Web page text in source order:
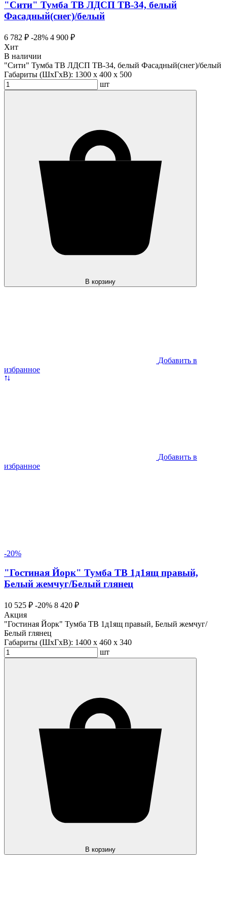
"Сити" Тумба ТВ ЛДСП ТВ-34, белый
Фасадный(снег)/белый
6 782 ₽ -28% 4 900 ₽
Хит
В наличии
"Сити" Тумба ТВ ЛДСП ТВ-34, белый Фасадный(снег)/белый
Габариты (ШхГхВ): 1300 x 400 x 500
шт
В корзину
Добавить в
избранное
Добавить в
избранное
-20%
"Гостиная Йорк" Тумба ТВ 1д1ящ правый,
Белый жемчуг/Белый глянец
10 525 ₽ -20% 8 420 ₽
Акция
"Гостиная Йорк" Тумба ТВ 1д1ящ правый, Белый жемчуг/
Белый глянец
Габариты (ШхГхВ): 1400 x 460 x 340
шт
В корзину